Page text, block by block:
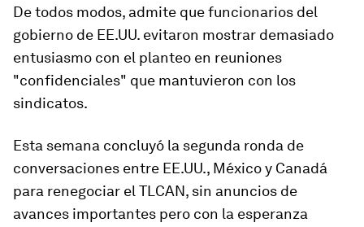
De todos modos, admite que funcionarios del
gobierno de EE.UU. evitaron mostrar demasiado
entusiasmo con el planteo en reuniones
"confidenciales" que mantuvieron con los
sindicatos.
Esta semana concluyó la segunda ronda de
conversaciones entre EE.UU., México y Canadá
para renegociar el TLCAN, sin anuncios de
avances importantes pero con la esperanza